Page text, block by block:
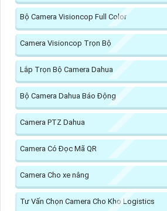
Bộ Camera Visioncop Full Color
Camera Visioncop Trọn Bộ
Lắp Trọn Bộ Camera Dahua
Bộ Camera Dahua Báo Động
Camera PTZ Dahua
Camera Có Đọc Mã QR
Camera Cho xe nâng
Tư Vấn Chọn Camera Cho Kho Logistics